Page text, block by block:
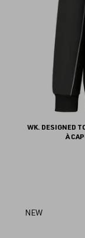
WK. DESIGNED
À
NEW